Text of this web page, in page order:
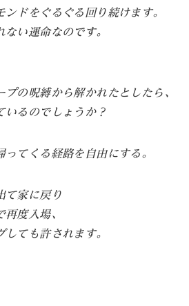
ンドをぐるぐる回り続けます。
い運命なのです。
プの呪縛から解かれたとしたら、
いるのでしょうか？
てくる経路を自由にする。
て家に戻り
度入場、
ても許されます。